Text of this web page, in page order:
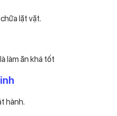
lặt vặt.
làm ăn khá tốt
hành.